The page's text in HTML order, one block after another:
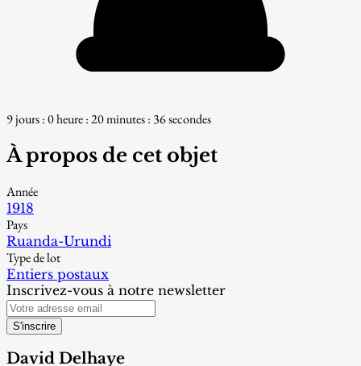
9 jours : 0 heure : 20 minutes : 35 secondes
À propos de cet objet
Année
1918
Pays
Ruanda-Urundi
Type de lot
Entiers postaux
Inscrivez-vous à notre newsletter
S'inscrire
David Delhaye